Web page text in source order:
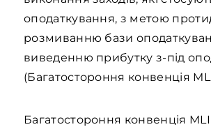
оподаткування, з метою
розмиванню бази
виведенню прибутку з-під
(Багатостороння конвенція
Багатостороння конвенція